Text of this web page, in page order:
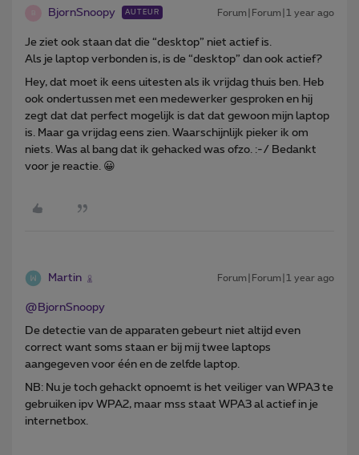
BjornSnoopy AUTEUR Forum|Forum|1 year ago
Je ziet ook staan dat die “desktop” niet actief is.
Als je laptop verbonden is, is de “desktop” dan ook actief?
Hey, dat moet ik eens uitesten als ik vrijdag thuis ben. Heb
ook ondertussen met een medewerker gesproken en hij
zegt dat dat perfect mogelijk is dat dat gewoon mijn laptop
is. Maar ga vrijdag eens zien. Waarschijnlijk pieker ik om
niets. Was al bang dat ik gehacked was ofzo. :-/ Bedankt
voor je reactie. 😀
Martin Forum|Forum|1 year ago
@BjornSnoopy
De detectie van de apparaten gebeurt niet altijd even
correct want soms staan er bij mij twee laptops
aangegeven voor één en de zelfde laptop.
NB: Nu je toch gehackt opnoemt is het veiliger van WPA3 te
gebruiken ipv WPA2, maar mss staat WPA3 al actief in je
internetbox.